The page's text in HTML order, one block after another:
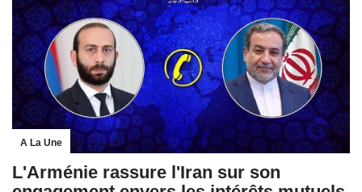
A La Une
L'Arménie rassure l'Iran sur son